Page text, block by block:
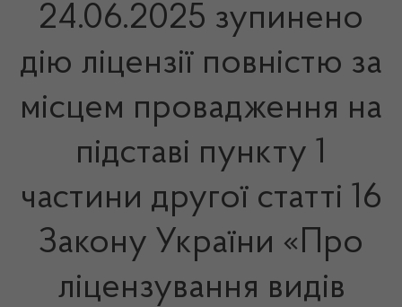
24.06.2025 зупинено
дію ліцензії повністю за
місцем провадження на
підставі пункту 1
частини другої статті 16
Закону України «Про
ліцензування видів